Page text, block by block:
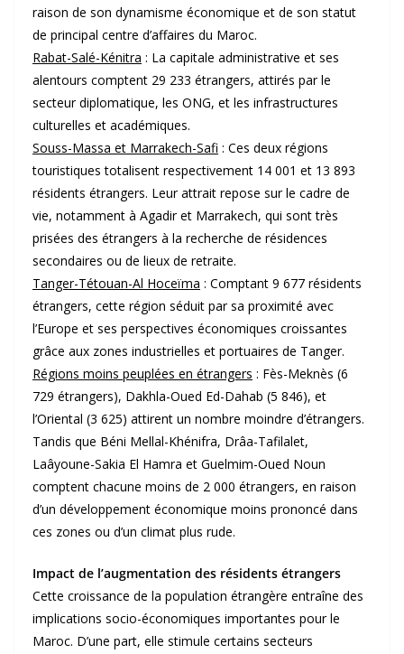
raison de son dynamisme économique et de son statut
de principal centre d’affaires du Maroc.
Rabat-Salé-Kénitra : La capitale administrative et ses
alentours comptent 29 233 étrangers, attirés par le
secteur diplomatique, les ONG, et les infrastructures
culturelles et académiques.
Souss-Massa et Marrakech-Safi : Ces deux régions
touristiques totalisent respectivement 14 001 et 13 893
résidents étrangers. Leur attrait repose sur le cadre de
vie, notamment à Agadir et Marrakech, qui sont très
prisées des étrangers à la recherche de résidences
secondaires ou de lieux de retraite.
Tanger-Tétouan-Al Hoceïma : Comptant 9 677 résidents
étrangers, cette région séduit par sa proximité avec
l’Europe et ses perspectives économiques croissantes
grâce aux zones industrielles et portuaires de Tanger.
Régions moins peuplées en étrangers : Fès-Meknès (6
729 étrangers), Dakhla-Oued Ed-Dahab (5 846), et
l’Oriental (3 625) attirent un nombre moindre d’étrangers.
Tandis que Béni Mellal-Khénifra, Drâa-Tafilalet,
Laâyoune-Sakia El Hamra et Guelmim-Oued Noun
comptent chacune moins de 2 000 étrangers, en raison
d’un développement économique moins prononcé dans
ces zones ou d’un climat plus rude.
Impact de l’augmentation des résidents étrangers
Cette croissance de la population étrangère entraîne des
implications socio-économiques importantes pour le
Maroc. D’une part, elle stimule certains secteurs